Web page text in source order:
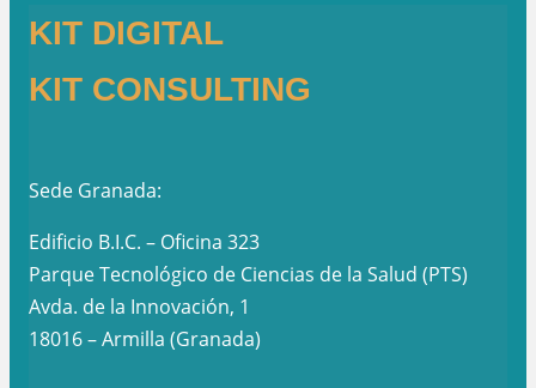
KIT DIGITAL
KIT CONSULTING
Sede Granada:
Edificio B.I.C. – Oficina 323
Parque Tecnológico de Ciencias de la Salud (PTS)
Avda. de la Innovación, 1
18016 – Armilla (Granada)